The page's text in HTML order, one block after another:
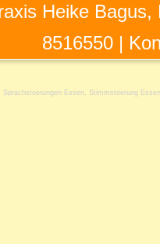
Heike
8516550 |
Sprachstoerungen Essen , Stimmstoerung Essen